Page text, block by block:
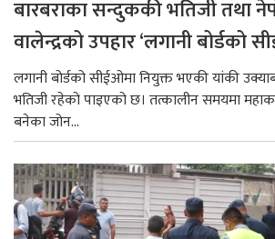
बारबराका सन्दुककी भतिजी तथा
वालेन्द्रको उपहार ‘लगानी बोर्डको
लगानी बोर्डको सीईओमा नियुक्त भएकी यांकी
भतिजी रहेको पाइएको छ। तत्कालीन समयमा
बनेका जोन...